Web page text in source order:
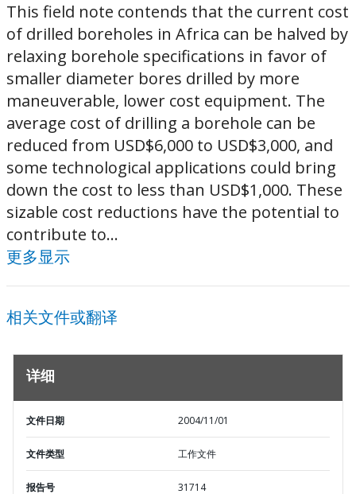
This field note contends that the current cost
of drilled boreholes in Africa can be halved by
relaxing borehole specifications in favor of
smaller diameter bores drilled by more
maneuverable, lower cost equipment. The
average cost of drilling a borehole can be
reduced from USD$6,000 to USD$3,000, and
some technological applications could bring
down the cost to less than USD$1,000. These
sizable cost reductions have the potential to
contribute to...
更多显示
相关文件或翻译
详细
文件日期 2004/11/01
文件类型 工作文件
报告号 31714